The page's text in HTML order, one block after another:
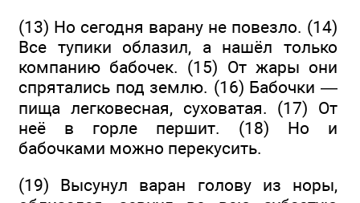
(13) Но сегодня варану не повезло. (14)
Все тупики облазил, а нашёл только
компанию бабочек. (15) От жары они
спрятались под землю. (16) Бабочки —
пища легковесная, суховатая. (17) От
неё в горле першит. (18) Но и
бабочками можно перекусить.
(19) Высунул варан голову из норы,